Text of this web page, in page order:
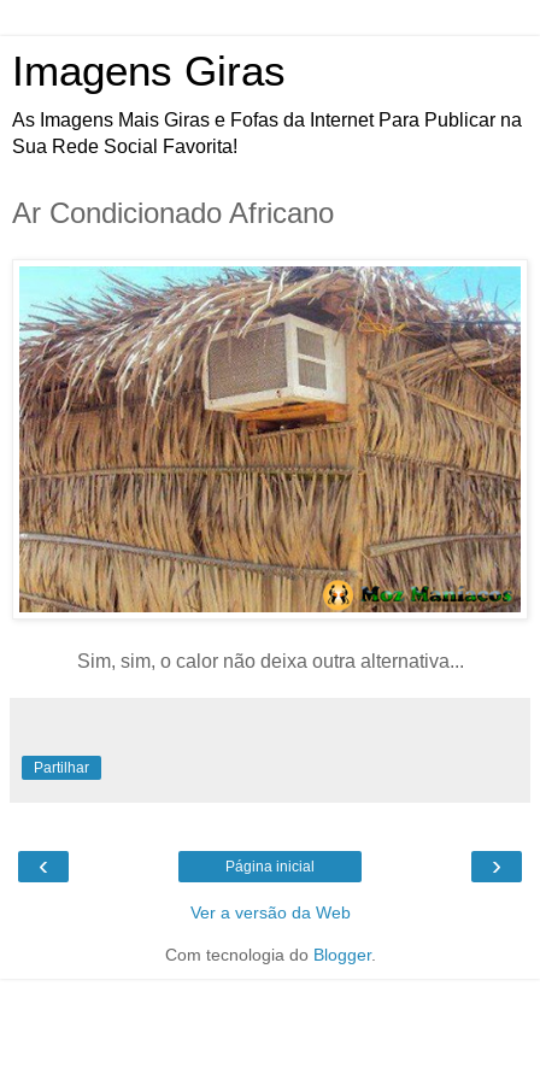
Imagens Giras
As Imagens Mais Giras e Fofas da Internet Para Publicar na
Sua Rede Social Favorita!
Ar Condicionado Africano
Sim, sim, o calor não deixa outra alternativa...
Partilhar
‹ ›
Página inicial
Ver a versão da Web
Com tecnologia do Blogger.